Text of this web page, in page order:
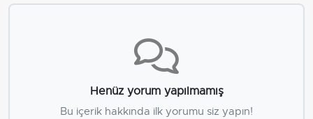
Henüz yorum yapılmamış
Bu içerik hakkında ilk yorumu siz yapın!